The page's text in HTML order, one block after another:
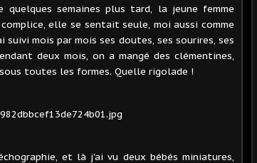
semaines plus tard, la jeune femme
elle se sentait seule, moi aussi comme
mois par mois ses doutes, ses sourires, ses
deux mois, on a mangé des clémentines,
toutes les formes. Quelle rigolade !
et là j'ai vu deux bébés miniatures,